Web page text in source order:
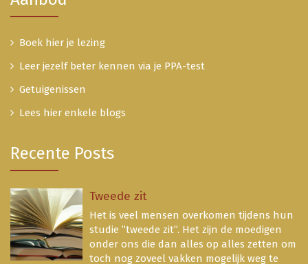
Boek hier je lezing
Leer jezelf beter kennen via je PPA-test
Getuigenissen
Lees hier enkele blogs
Recente Posts
Tweede zit
Het is veel mensen overkomen tijdens hun
studie ”tweede zit”. Het zijn de moedigen
onder ons die dan alles op alles zetten om
toch nog zoveel vakken mogelijk weg te